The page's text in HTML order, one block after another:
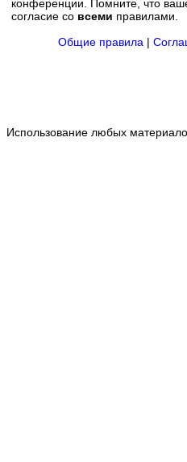
конференции. Помните, что
согласие со всеми правилами.
Общие правила |
Использование любых